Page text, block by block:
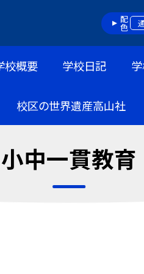
配色
校概要 学校日記
校区の世界遺産高山社
小中一貫教育